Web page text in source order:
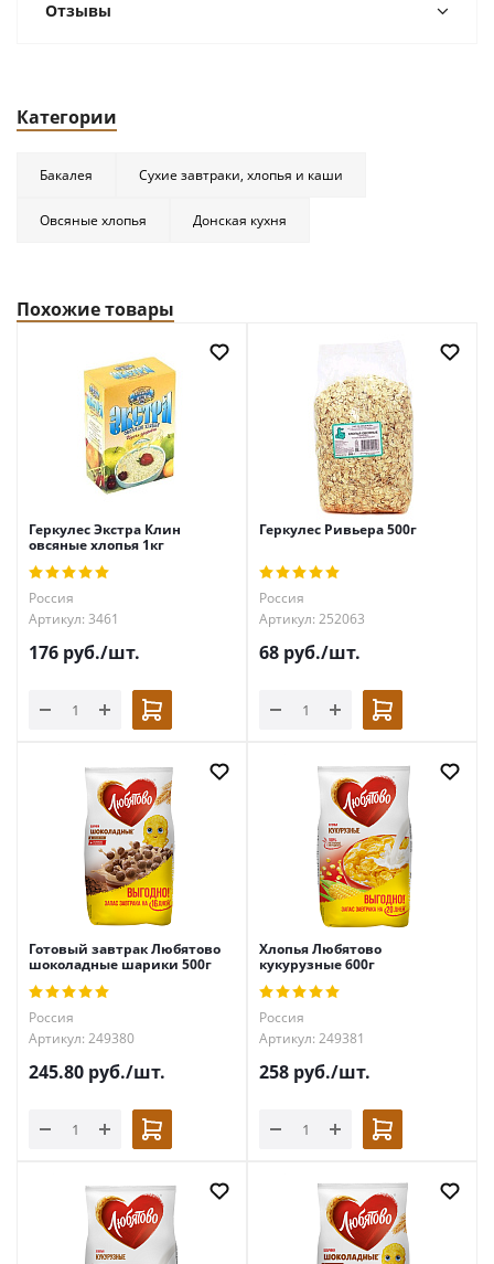
Отзывы
Категории
Бакалея Сухие завтраки, хлопья и каши
Овсяные хлопья Донская кухня
Похожие товары
Геркулес Экстра Клин
овсяные хлопья 1кг
Россия
Артикул: 3461
176 руб./шт.
Геркулес Ривьера 500г
Россия
Артикул: 252063
68 руб./шт.
Готовый завтрак Любятово
шоколадные шарики 500г
Россия
Артикул: 249380
245.80 руб./шт.
Хлопья Любятово
кукурузные 600г
Россия
Артикул: 249381
258 руб./шт.